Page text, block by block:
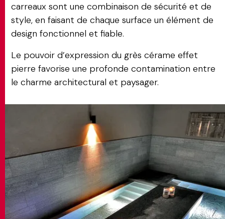
carreaux sont une combinaison de sécurité et de
style, en faisant de chaque surface un élément de
design fonctionnel et fiable.
Le pouvoir d’expression du grès cérame effet
pierre favorise une profonde contamination entre
le charme architectural et paysager.